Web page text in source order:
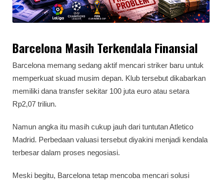
Barcelona Masih Terkendala Finansial
Barcelona memang sedang aktif mencari striker baru untuk
memperkuat skuad musim depan. Klub tersebut dikabarkan
memiliki dana transfer sekitar 100 juta euro atau setara
Rp2,07 triliun.
Namun angka itu masih cukup jauh dari tuntutan Atletico
Madrid. Perbedaan valuasi tersebut diyakini menjadi kendala
terbesar dalam proses negosiasi.
Meski begitu, Barcelona tetap mencoba mencari solusi